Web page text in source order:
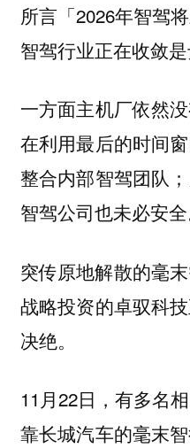
所言「2026年智驾
智驾行业正在收敛是
一方面主机厂依然
在利用最后的时间
整合内部智驾团队
智驾公司也未必安全
突传原地解散的毫
战略投资的卓驭科
决绝。
11月22日，有多名
靠长城汽车的毫末